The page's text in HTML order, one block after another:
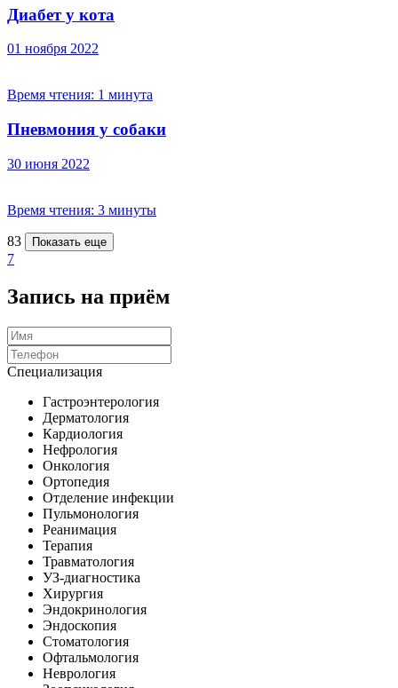
Диабет у кота
01 ноября 2022
Время чтения: 1 минута
Пневмония у собаки
30 июня 2022
Время чтения: 3 минуты
83 Показать еще
7
Запись на приём
Специализация
Гастроэнтерология
Дерматология
Кардиология
Нефрология
Онкология
Ортопедия
Отделение инфекции
Пульмонология
Реанимация
Терапия
Травматология
УЗ-диагностика
Хирургия
Эндокринология
Эндоскопия
Стоматология
Офтальмология
Неврология